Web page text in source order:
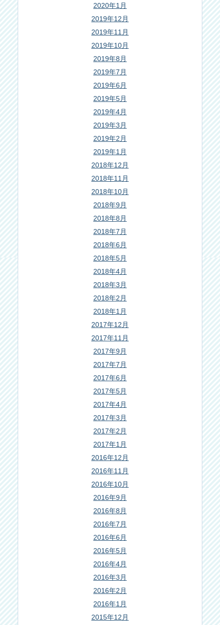
2020年1月
2019年12月
2019年11月
2019年10月
2019年8月
2019年7月
2019年6月
2019年5月
2019年4月
2019年3月
2019年2月
2019年1月
2018年12月
2018年11月
2018年10月
2018年9月
2018年8月
2018年7月
2018年6月
2018年5月
2018年4月
2018年3月
2018年2月
2018年1月
2017年12月
2017年11月
2017年9月
2017年7月
2017年6月
2017年5月
2017年4月
2017年3月
2017年2月
2017年1月
2016年12月
2016年11月
2016年10月
2016年9月
2016年8月
2016年7月
2016年6月
2016年5月
2016年4月
2016年3月
2016年2月
2016年1月
2015年12月